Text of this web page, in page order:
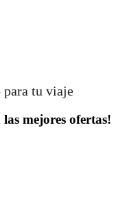
para tu viaje
mejores ofertas!